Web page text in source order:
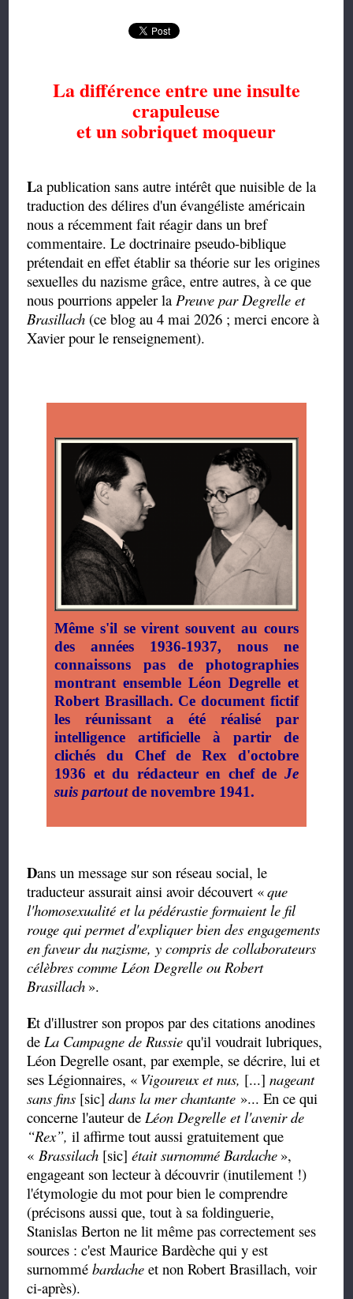
La différence entre une insulte
crapuleuse
et un sobriquet moqueur
La publication sans autre intérêt que nuisible de la
traduction des délires d'un évangéliste américain
nous a récemment fait réagir dans un bref
commentaire. Le doctrinaire pseudo-biblique
prétendait en effet établir sa théorie sur les origines
sexuelles du nazisme grâce, entre autres, à ce que
nous pourrions appeler laPreuve par Degrelle et
Brasillach (ce blog au 4 mai 2026 ; merci encore à
Xavier pour le renseignement).
Même s'il se virent souvent au cours
des années 1936-1937, nous ne
connaissons pas de photographies
montrant ensemble Léon Degrelle et
Robert Brasillach. Ce document fictif
les réunissant a été réalisé par
intelligence artificielle à partir de
clichés du Chef de Rex d'octobre
1936 et du rédacteur en chef de Je
suis partoutde novembre 1941.
Dans un message sur son réseau social, le
traducteur assurait ainsi avoir découvert «que
l'homosexualité et la pédérastie formaient le fil
rouge qui permet d'expliquer bien des engagements
en faveur du nazisme, y compris de collaborateurs
célèbres comme Léon Degrelle ou Robert
Brasillach ».
Et d'illustrer son propos par des citations anodines
deLa Campagne de Russie qu'il voudrait lubriques,
Léon Degrelle osant, par exemple, se décrire, lui et
ses Légionnaires, « Vigoureux et nus, [...]nageant
sans fins [sic]dans la mer chantante »... En ce qui
concerne l'auteur deLéon Degrelle et l'avenir de
“Rex”, il affirme tout aussi gratuitement que
« Brassilach [sic]était surnommé Bardache »,
engageant son lecteur à découvrir (inutilement !)
l'étymologie du mot pour bien le comprendre
(précisons aussi que, tout à sa foldinguerie,
Stanislas Berton ne lit même pas correctement ses
sources : c'est Maurice Bardèche qui y est
surnommébardache et non Robert Brasillach, voir
ci-après).